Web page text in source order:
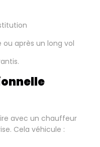
après un long vol
avec un chauffeur
Cela véhicule :